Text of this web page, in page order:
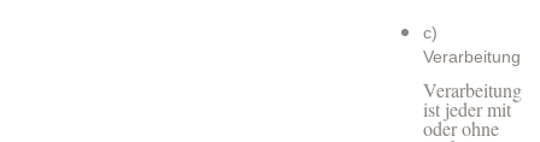
c)
Verarbeitung
Verarbeitung
ist jeder mit
oder ohne